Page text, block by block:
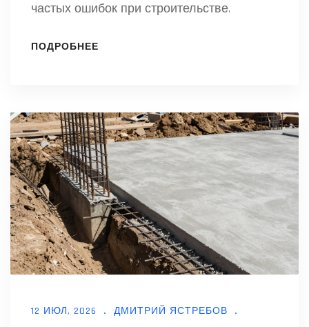
частых ошибок при строительстве.
ПОДРОБНЕЕ
12 ИЮЛ, 2026
ДМИТРИЙ ЯСТРЕБОВ